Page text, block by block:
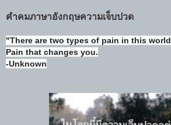
คำคมภาษาอังกฤษความเจ็บปวด
"There are two types of pain in this
Pain that changes you.
-Unknown